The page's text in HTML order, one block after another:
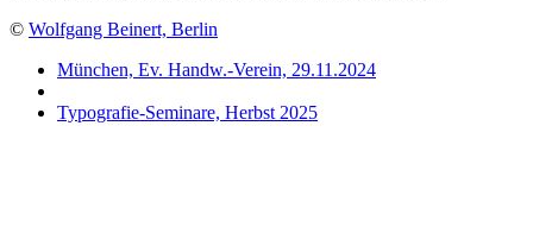
© Wolfgang Beinert, Berlin
München, Ev. Handw.-Verein, 29.11.2024
Typografie-Seminare, Herbst 2025